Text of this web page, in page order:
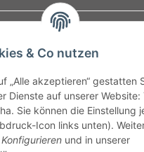
& Co nutzen
„Alle akzeptieren“ gestatten
Dienste auf unserer Website:
Sie können die Einstellung
Icon links unten).
Konfigurieren und in unserer